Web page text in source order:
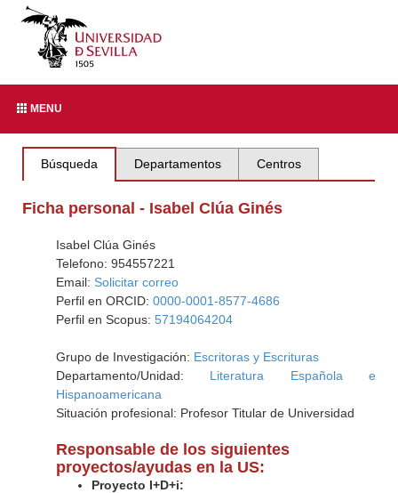
MENU
Búsqueda Departamentos Centros
Ficha personal - Isabel Clúa Ginés
Isabel Clúa Ginés
Telefono: 954557221
Email: Solicitar correo
Perfil en ORCID: 0000-0001-8577-4686
Perfil en Scopus: 57194064204
Grupo de Investigación: Escritoras y Escrituras
Departamento/Unidad: Literatura Española e
Hispanoamericana
Situación profesional: Profesor Titular de Universidad
Responsable de los siguientes
proyectos/ayudas en la US:
Proyecto I+D+i: